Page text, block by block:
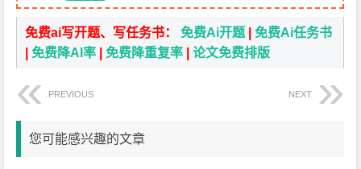
免费ai写开题、写任务书：免费Ai开题 |免费Ai任务书
|免费降AI率 |免费降重复率 |论文免费排版
PREVIOUS NEXT
您可能感兴趣的文章